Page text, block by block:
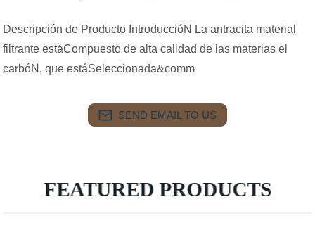
Descripción de Producto IntroduccióN La antracita material
filtrante estáCompuesto de alta calidad de las materias el
carbóN, que estáSeleccionada&comm
SEND EMAIL TO US
FEATURED PRODUCTS